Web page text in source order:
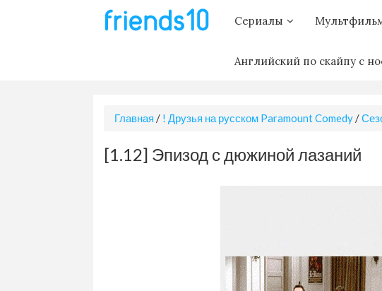
Сериалы
Английский по скайпу с
Главная / ! Друзья на русском Paramount Comedy /
[1.12] Эпизод с дюжиной лазаний